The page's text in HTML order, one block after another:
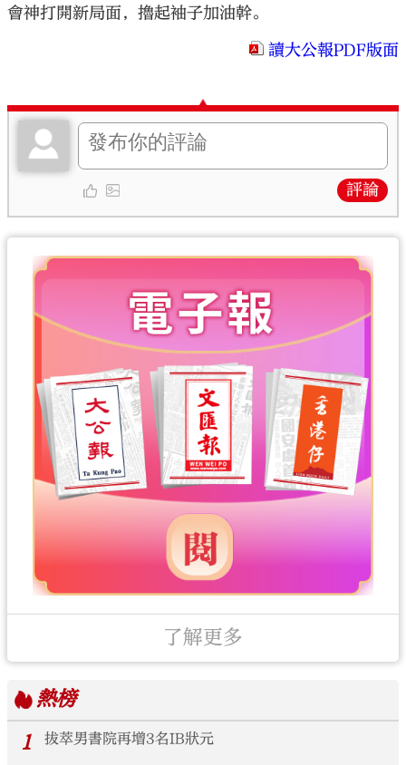
會神打開新局面，擼起袖子加油幹。
讀大公報PDF版面
評論
了解更多
熱榜
1
拔萃男書院再增3名IB狀元